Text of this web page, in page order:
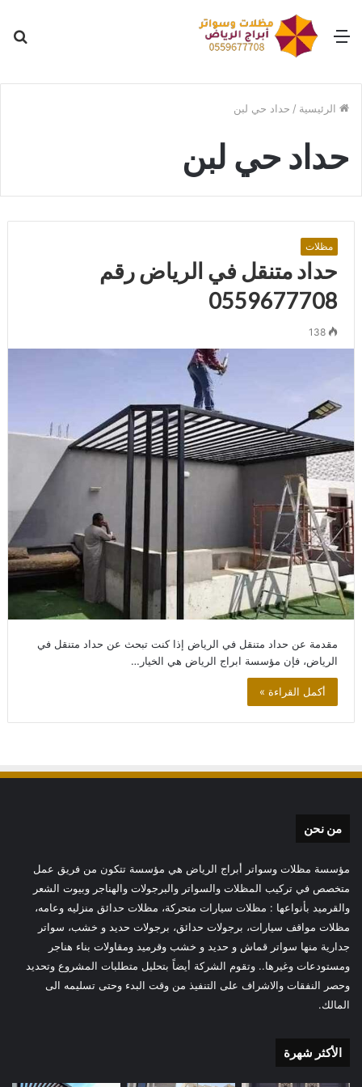
القائمة
الرئيسية / حداد حي لبن
حداد حي لبن
مظلات
حداد متنقل في الرياض رقم
0559677708
138
مقدمة عن حداد متنقل في الرياض إذا كنت تبحث عن حداد متنقل في
الرياض، فإن مؤسسة ابراج الرياض هي الخيار…
أكمل القراءة »
من نحن
مؤسسة مظلات وسواتر أبراج الرياض هي مؤسسة تتكون من فريق عمل
متخصص في تركيب المظلات والسواتر والبرجولات والهناجر وبيوت الشعر
والقرميد بأنواعها : مظلات سيارات متحركة، مظلات حدائق منزليه وعامه،
مظلات مواقف سيارات، برجولات حدائق، برجولات حديد و خشب، سواتر
جدارية منها سواتر قماش و حديد و خشب وقرميد ومقاولات بناء هناجر
ومستودعات وغيرها.. وتقوم الشركة أيضاً بتحليل متطلبات المشروع وتحديد
وحصر النفقات والاشراف على التنفيذ من وقت البدء وحتى تسليمه الى
المالك.
الأكثر شهرة